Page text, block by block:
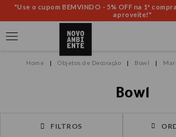
"Use o cupom BEMVINDO - 5% OFF na 1ª
aproveite!"
Objetos de Decoração Bowl
Bowl
FILTROS